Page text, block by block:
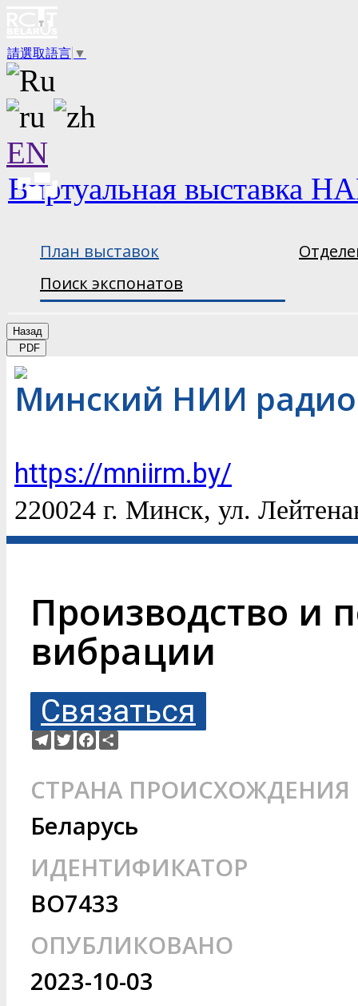
請選取語言 ▼
EN
Виртуальная выставка
План выставок
Поиск экспонатов
Назад
PDF
Минский НИИ
https://mniirm.by/
220024 г. Минск, ул.
Производство и
вибрации
Связаться
Telegram
TwitterFacebook
СТРАНА ПРОИСХОЖДЕНИЯ
Беларусь
ИДЕНТИФИКАТОР
BO7433
ОПУБЛИКОВАНО
2023-10-03